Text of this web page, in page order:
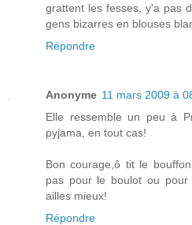
grattent les fesses, y'a pas
gens bizarres en blouses
Répondre
Anonyme 11 mars 2009 à
Elle ressemble un peu à
pyjama, en tout cas!
Bon courage,ô tit le
pas pour le boulot ou
ailles mieux!
Répondre